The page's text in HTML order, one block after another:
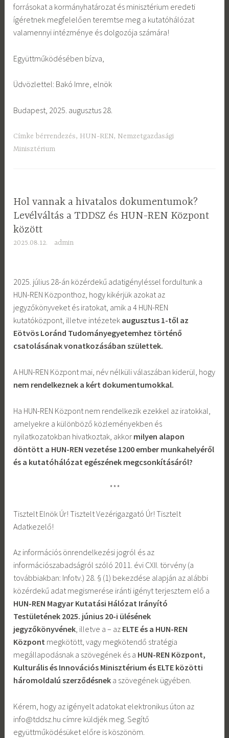
forrásokat a kormányhatározat és minisztérium eredeti
ígéretnek megfelelően teremtse meg a kutatóhálózat
valamennyi intézménye és dolgozója számára!
Együttműködésében bízva,
Üdvözlettel: Bakó Imre, elnök
Budapest, 2025. augusztus 28.
Címkebérrendezés, HUN-REN, Nemzetgazdasági
Minisztérium
Hol vannak a hivatalos dokumentumok?
Levélváltás a TDDSZ és HUN-REN Központ
között
2025.08.12. admin
2025. július 28-án közérdekű adatigényléssel fordultunk a
HUN-REN Központhoz, hogy kikérjük azokat az
jegyzőkönyveket és iratokat, amik a 4 HUN-REN
kutatóközpont, illetve intézetek augusztus 1-től az
Eötvös Loránd Tudományegyetemhez történő
csatolásának vonatkozásában születtek.
A HUN-REN Központ mai, név nélküli válaszában kiderül, hogy
nem rendelkeznek a kért dokumentumokkal.
Ha HUN-REN Központ nem rendelkezik ezekkel az iratokkal,
amelyekre a különböző közleményekben és
nyilatkozatokban hivatkoztak, akkor milyen alapon
döntött a HUN-REN vezetése 1200 ember munkahelyéről
és a kutatóhálózat egészének megcsonkításáról?
***
Tisztelt Elnök Úr! Tisztelt Vezérigazgató Úr! Tisztelt
Adatkezelő!
Az információs önrendelkezési jogról és az
információszabadságról szóló 2011. évi CXII. törvény (a
továbbiakban: Infotv.) 28. § (1) bekezdése alapján az alábbi
közérdekű adat megismerése iránti igényt terjesztem elő a
HUN-REN Magyar Kutatási Hálózat Irányító
Testületének 2025. június 20-i ülésének
jegyzőkönyvének, illetve a – az ELTE és a HUN-REN
Központ megkötött, vagy megkötendő stratégia
megállapodásnak a szövegének és a HUN-REN Központ,
Kulturális és Innovációs Minisztérium és ELTE közötti
háromoldalú szerződésnek a szövegének ügyében.
Kérem, hogy az igényelt adatokat elektronikus úton az
info@tddsz.hu címre küldjék meg. Segítő
együttműködésüket előre is köszönöm.